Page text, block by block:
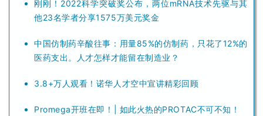
刚刚！2022科学突破奖公布，两位mRNA技术先驱与其
他23名学者分享1575万美元奖金
中国仿制药辛酸往事：用量85%的仿制药，只花了12%的
医药支出。人才怎样才能留在制造业？
3.8+万人观看！诺华人才空中宣讲精彩回顾
Promega开班在即！| 如此火热的PROTAC不可不知！